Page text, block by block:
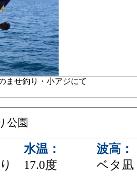
ませ釣り・小アジにて
公園
水温：
17.0度
波高：
ベタ凪